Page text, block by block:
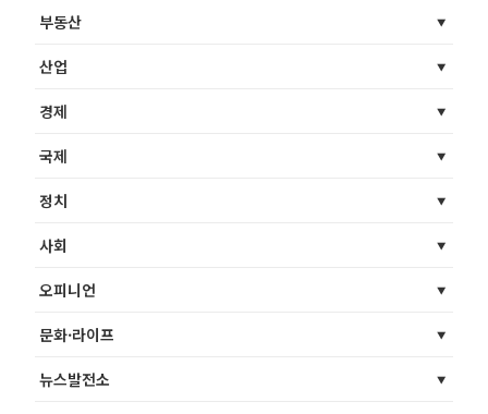
부동산
산업
경제
국제
정치
사회
오피니언
문화·라이프
뉴스발전소